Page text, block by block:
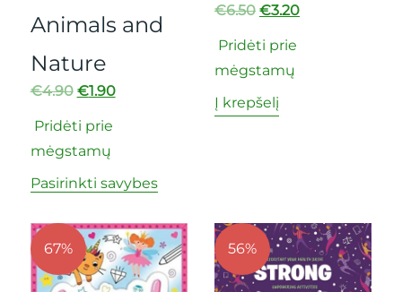
Animals and
Nature
€4.90 €1.90
Pridėti prie
mėgstamų
Pasirinkti savybes
€6.50 €3.20
Pridėti prie
mėgstamų
Į krepšelį
67% 56%